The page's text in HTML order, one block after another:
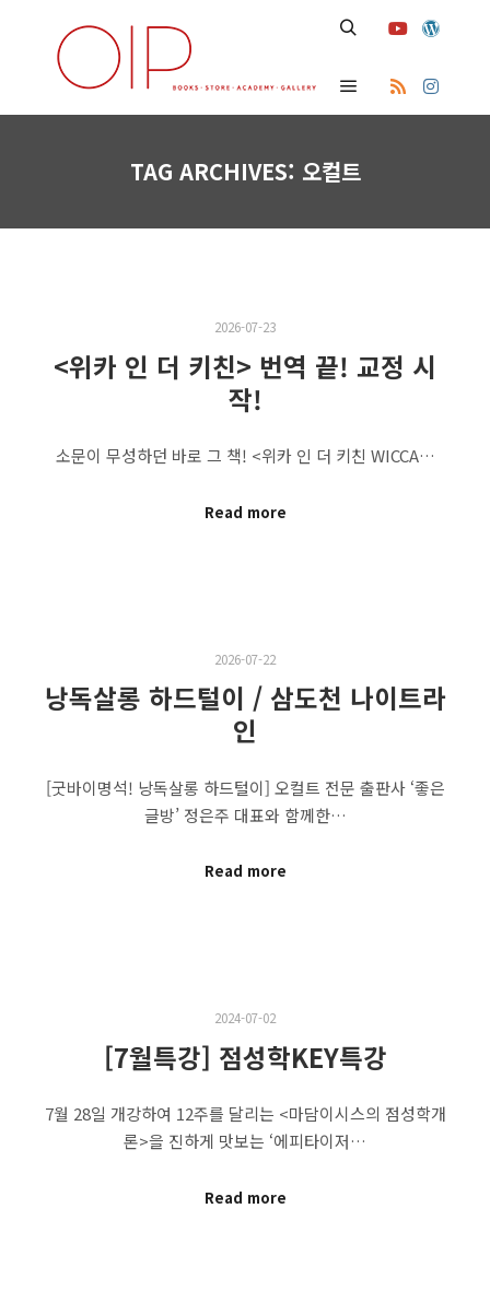
Main menu
TAG ARCHIVES: 오컬트
2026-07-23
<위카 인 더 키친> 번역 끝! 교정 시
작!
소문이 무성하던 바로 그 책! <위카 인 더 키친 WICCA…
Read more
2026-07-22
낭독살롱 하드털이 / 삼도천 나이트라
인
[굿바이명석! 낭독살롱 하드털이] 오컬트 전문 출판사 ‘좋은
글방’ 정은주 대표와 함께한…
Read more
2024-07-02
[7월특강] 점성학KEY특강
7월 28일 개강하여 12주를 달리는 <마담이시스의 점성학개
론>을 진하게 맛보는 ‘에피타이저…
Read more